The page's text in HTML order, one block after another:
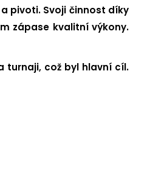
pivoti. Svoji činnost díky
zápase kvalitní výkony.
turnaji, což byl hlavní cíl.